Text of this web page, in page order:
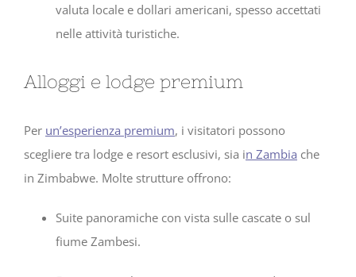
valuta locale e dollari americani, spesso accettati
nelle attività turistiche.
Alloggi e lodge premium
Per un’esperienza premium, i visitatori possono
scegliere tra lodge e resort esclusivi, sia in Zambia che
in Zimbabwe. Molte strutture offrono:
Suite panoramiche con vista sulle cascate o sul
fiume Zambesi.